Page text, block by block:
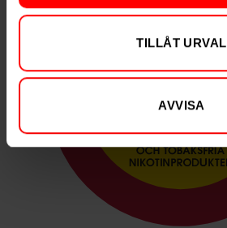
TILLÅT URVAL
AVVISA